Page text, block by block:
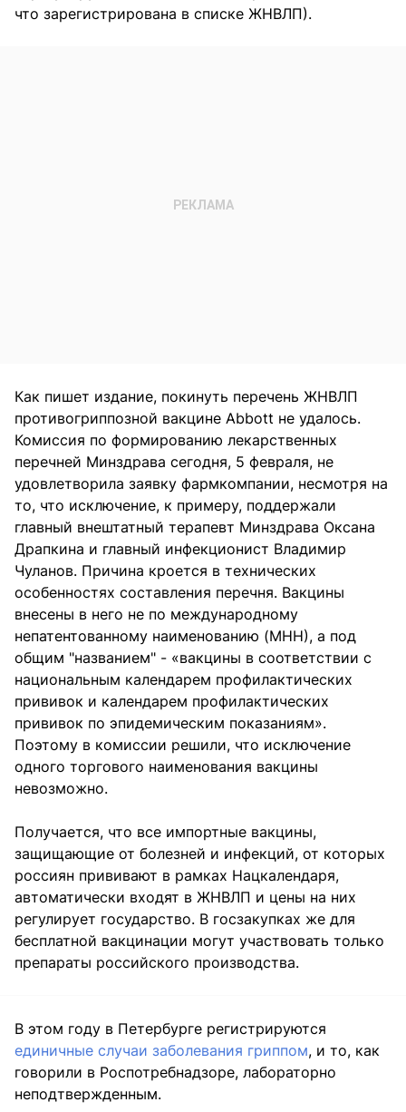
что зарегистрирована в списке ЖНВЛП).
Как пишет издание, покинуть перечень ЖНВЛП
противогриппозной вакцине Abbott не удалось.
Комиссия по формированию лекарственных
перечней Минздрава сегодня, 5 февраля, не
удовлетворила заявку фармкомпании, несмотря на
то, что исключение, к примеру, поддержали
главный внештатный терапевт Минздрава Оксана
Драпкина и главный инфекционист Владимир
Чуланов. Причина кроется в технических
особенностях составления перечня. Вакцины
внесены в него не по международному
непатентованному наименованию (МНН), а под
общим "названием" - «вакцины в соответствии с
национальным календарем профилактических
прививок и календарем профилактических
прививок по эпидемическим показаниям».
Поэтому в комиссии решили, что исключение
одного торгового наименования вакцины
невозможно.
Получается, что все импортные вакцины,
защищающие от болезней и инфекций, от которых
россиян прививают в рамках Нацкалендаря,
автоматически входят в ЖНВЛП и цены на них
регулирует государство. В госзакупках же для
бесплатной вакцинации могут участвовать только
препараты российского производства.
В этом году в Петербурге регистрируются
единичные случаи заболевания гриппом, и то, как
говорили в Роспотребнадзоре, лабораторно
неподтвержденным.